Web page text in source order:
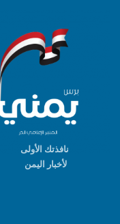
نافذتك الأولى
لأخبار اليمن